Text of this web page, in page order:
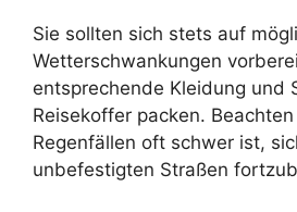
Sie sollten sich stets auf
Wetterschwankungen
entsprechende Kleidung und
Reisekoffer packen.
Regenfällen oft schwer ist,
unbefestigten Straßen